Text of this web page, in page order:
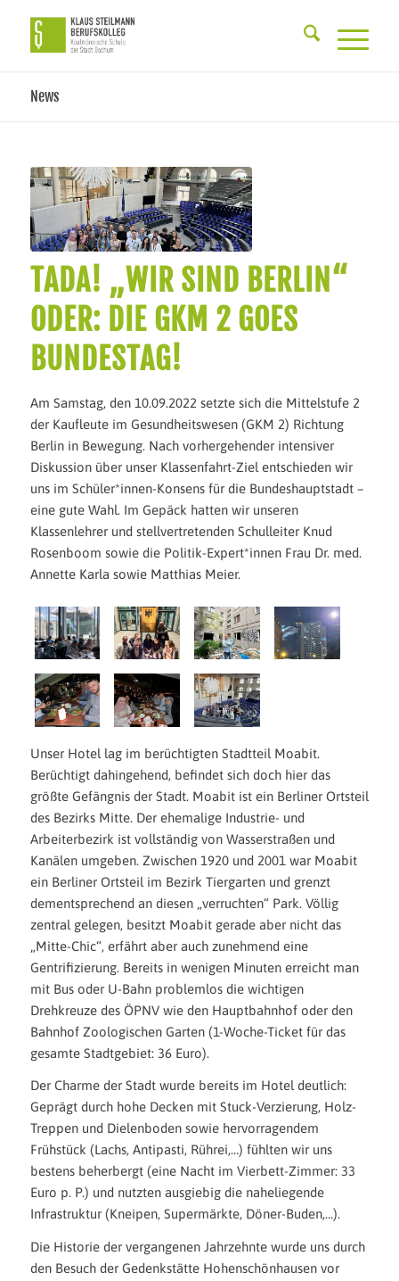
News
TADA! „WIR SIND BERLIN“
ODER: DIE GKM 2 GOES
BUNDESTAG!
Am Samstag, den 10.09.2022 setzte sich die Mittelstufe 2
der Kaufleute im Gesundheitswesen (GKM 2) Richtung
Berlin in Bewegung. Nach vorhergehender intensiver
Diskussion über unser Klassenfahrt-Ziel entschieden wir
uns im Schüler*innen-Konsens für die Bundeshauptstadt –
eine gute Wahl. Im Gepäck hatten wir unseren
Klassenlehrer und stellvertretenden Schulleiter Knud
Rosenboom sowie die Politik-Expert*innen Frau Dr. med.
Annette Karla sowie Matthias Meier.
Unser Hotel lag im berüchtigten Stadtteil Moabit.
Berüchtigt dahingehend, befindet sich doch hier das
größte Gefängnis der Stadt. Moabit ist ein Berliner Ortsteil
des Bezirks Mitte. Der ehemalige Industrie- und
Arbeiterbezirk ist vollständig von Wasserstraßen und
Kanälen umgeben. Zwischen 1920 und 2001 war Moabit
ein Berliner Ortsteil im Bezirk Tiergarten und grenzt
dementsprechend an diesen „verruchten“ Park. Völlig
zentral gelegen, besitzt Moabit gerade aber nicht das
„Mitte-Chic“, erfährt aber auch zunehmend eine
Gentrifizierung. Bereits in wenigen Minuten erreicht man
mit Bus oder U-Bahn problemlos die wichtigen
Drehkreuze des ÖPNV wie den Hauptbahnhof oder den
Bahnhof Zoologischen Garten (1-Woche-Ticket für das
gesamte Stadtgebiet: 36 Euro).
Der Charme der Stadt wurde bereits im Hotel deutlich:
Geprägt durch hohe Decken mit Stuck-Verzierung, Holz-
Treppen und Dielenboden sowie hervorragendem
Frühstück (Lachs, Antipasti, Rührei,…) fühlten wir uns
bestens beherbergt (eine Nacht im Vierbett-Zimmer: 33
Euro p. P.) und nutzten ausgiebig die naheliegende
Infrastruktur (Kneipen, Supermärkte, Döner-Buden,…).
Die Historie der vergangenen Jahrzehnte wurde uns durch
den Besuch der Gedenkstätte Hohenschönhausen vor